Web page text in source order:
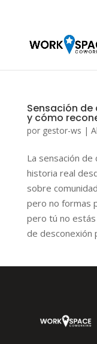
Sensación
y cómo
por gestor-ws |
La sensación
historia real
sobre
pero no formas
pero tú no estás
de desconexión